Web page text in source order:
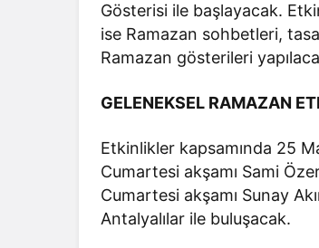
Gösterisi ile başlayacak.
ise Ramazan sohbetleri,
Ramazan gösterileri
GELENEKSEL RAMAZAN
Etkinlikler kapsamında 25
Cumartesi akşamı Sami
Cumartesi akşamı Sunay
Antalyalılar ile buluşacak.